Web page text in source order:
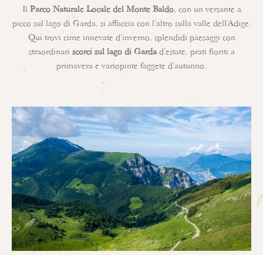
Il Parco Naturale Locale del Monte Baldo, con un versante a
picco sul lago di Garda, si affaccia con l’altro sulla valle dell’Adige.
Qui trovi cime innevate d’inverno, splendidi paesaggi con
straordinari scorci sul lago di Gardad’estate, prati fioriti a
primavera e variopinte faggete d’autunno.